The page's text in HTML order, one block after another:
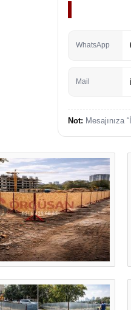
WhatsApp
Mail
Not: Mesajınıza